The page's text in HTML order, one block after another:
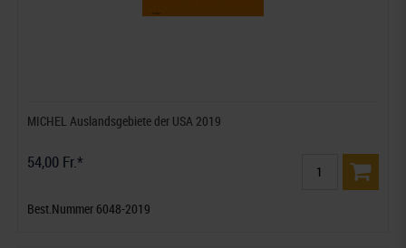
MICHEL Auslandsgebiete der USA 2019
54,00 Fr.*
Best.Nummer 6048-2019